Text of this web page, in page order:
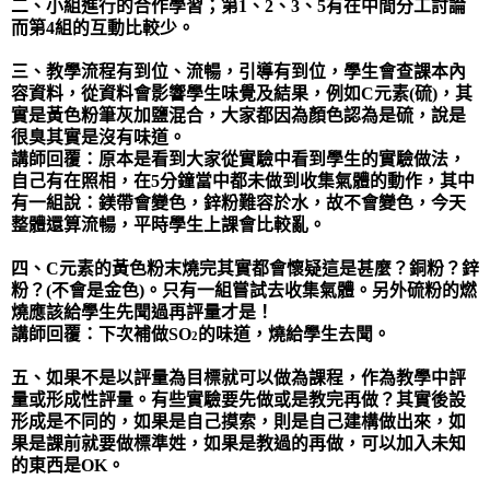
二、小組進行的合作學習；第1 、 2 、 3 、 5有在中間分工討論
而第4組的互動比較少。
三、教學流程有到位、流暢，引導有到位，學生會查課本內
容資料，從資料會影響學生味覺及結果，例如C元素(硫) ，其
實是黃色粉筆灰加鹽混合，大家都因為顏色認為是硫，說是
很臭其實是沒有味道。
講師回覆：原本是看到大家從實驗中看到學生的實驗做法，
自己有在照相，在5分鐘當中都未做到收集氣體的動作，其中
有一組說：鎂帶會變色，鋅粉難容於水，故不會變色，今天
整體還算流暢，平時學生上課會比較亂。
四、 C元素的黃色粉末燒完其實都會懷疑這是甚麼？銅粉？鋅
粉？(不會是金色) 。只有一組嘗試去收集氣體。另外硫粉的燃
燒應該給學生先聞過再評量才是！
講師回覆：下次補做SO2的味道，燒給學生去聞。
五、如果不是以評量為目標就可以做為課程，作為教學中評
量或形成性評量。有些實驗要先做或是教完再做？其實後設
形成是不同的，如果是自己摸索，則是自己建構做出來，如
果是課前就要做標準姓，如果是教過的再做，可以加入未知
的東西是OK 。